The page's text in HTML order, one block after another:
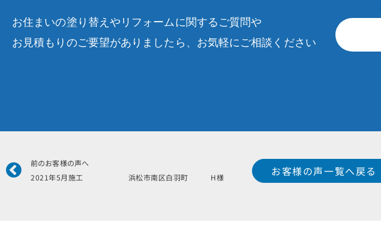
お住まいの塗り替えやリフォームに関するご質問や
お見積もりのご要望がありましたら、お気軽にご相談ください
Prev
前のお客様の声へ
2021年5月施工 浜松市南区白羽町 H様
お客様の声一覧へ戻る